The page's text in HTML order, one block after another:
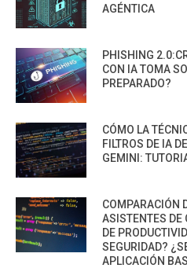
AGÉNTICA
PHISHING
CON IA TOMA
PREPARADO?
CÓMO LA
FILTROS DE IA
GEMINI:
COMPARACIÓN
ASISTENTES DE
DE
SEGURIDAD?
APLICACIÓN